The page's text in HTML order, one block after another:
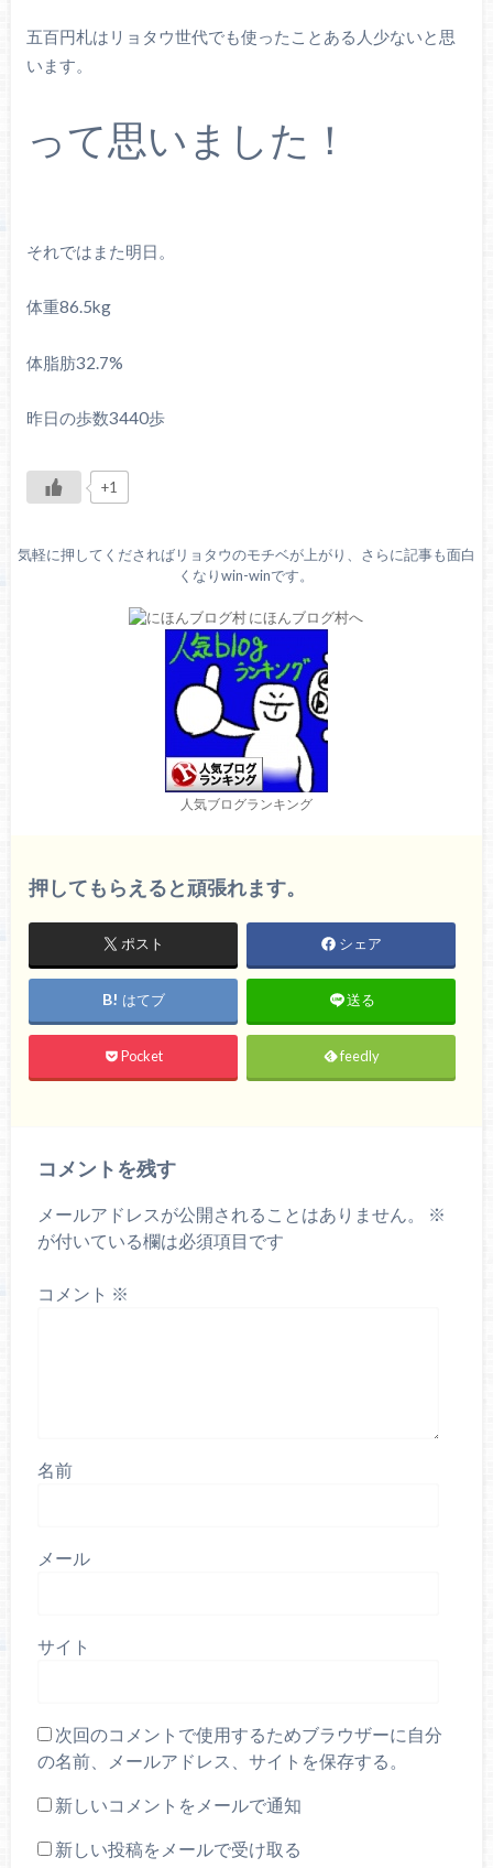
五百円札はリョタウ世代でも使ったことある人少ないと思
います。
って思いました！
それではまた明日。
体重86.5kg
体脂肪32.7%
昨日の歩数3440歩
+1
気軽に押してくださればリョタウのモチベが上がり、さらに記事も面白
くなりwin-winです。
人気ブログランキング
押してもらえると頑張れます。
ポスト シェア
はてブ 送る
Pocket feedly
コメントを残す
メールアドレスが公開されることはありません。
※
が付いている欄は必須項目です
コメント ※
名前
メール
サイト
次回のコメントで使用するためブラウザーに自分
の名前、メールアドレス、サイトを保存する。
新しいコメントをメールで通知
新しい投稿をメールで受け取る